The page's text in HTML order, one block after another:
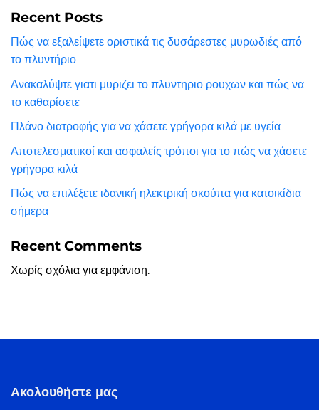
Recent Posts
Πώς να εξαλείψετε οριστικά τις δυσάρεστες μυρωδιές από
το πλυντήριο
Ανακαλύψτε γιατι μυριζει το πλυντηριο ρουχων και πώς να
το καθαρίσετε
Πλάνο διατροφής για να χάσετε γρήγορα κιλά με υγεία
Αποτελεσματικοί και ασφαλείς τρόποι για το πώς να χάσετε
γρήγορα κιλά
Πώς να επιλέξετε ιδανική ηλεκτρική σκούπα για κατοικίδια
σήμερα
Recent Comments
Χωρίς σχόλια για εμφάνιση.
Ακολουθήστε μας